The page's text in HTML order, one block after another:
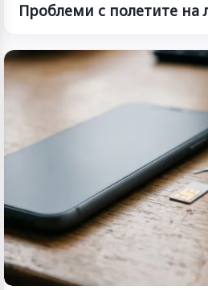
Проблеми с полетите на